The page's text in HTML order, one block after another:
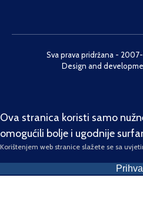
Sva prava pridržana -
Design and
Ova stranica koristi samo
omogućili bolje i ugodnije
Korištenjem web stranice slažete se sa